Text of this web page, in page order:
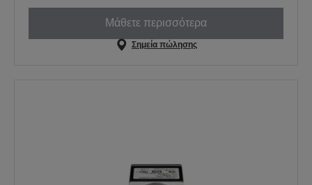
Μάθετε περισσότερα
Σημεία πώλησης